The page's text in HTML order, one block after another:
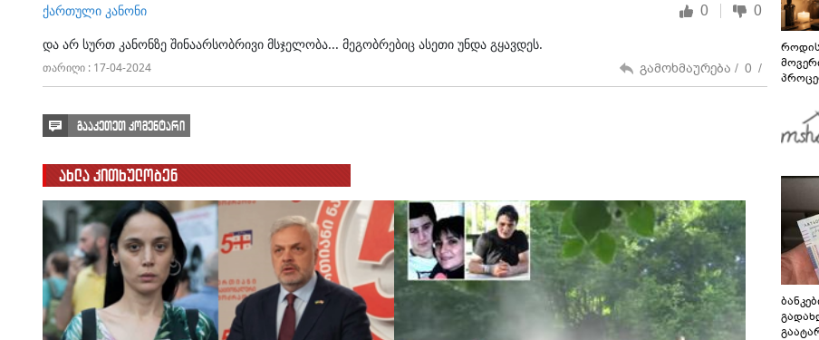
ქართული კანონი 0 0
და არ სურთ კანონზე შინაარსობრივი მსჯელობა... მეგობრებიც ასეთი უნდა გყავდეს.
თარიღი : 17-04-2024 გამოხმაურება / 0 /
გააკეთეთ კომენტარი
ახლა კითხულობენ